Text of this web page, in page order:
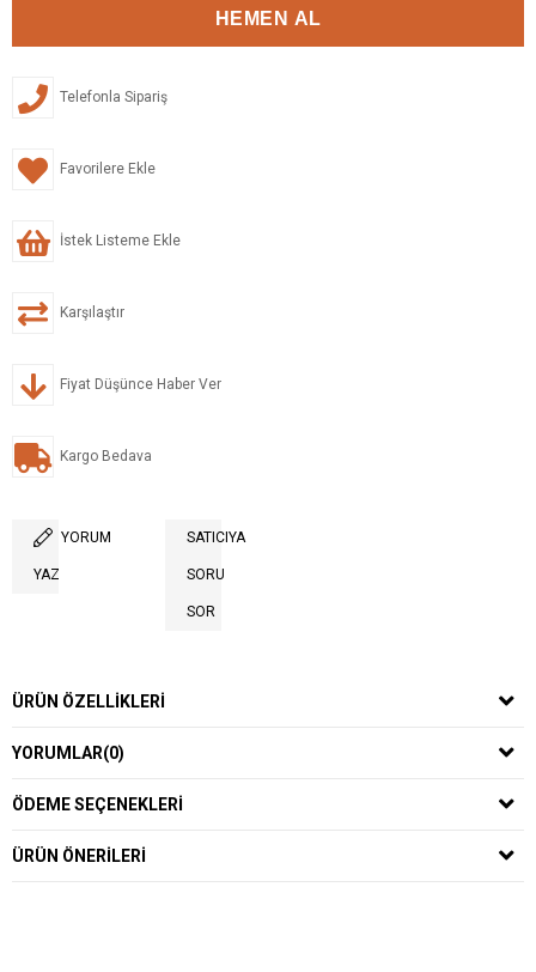
Telefonla Sipariş
Favorilere Ekle
İstek Listeme Ekle
Karşılaştır
Fiyat Düşünce Haber Ver
Kargo Bedava
YORUM
YAZ
SATICIYA
SORU
SOR
ÜRÜN ÖZELLIKLERI
YORUMLAR(0)
ÖDEME SEÇENEKLERI
ÜRÜN ÖNERILERI